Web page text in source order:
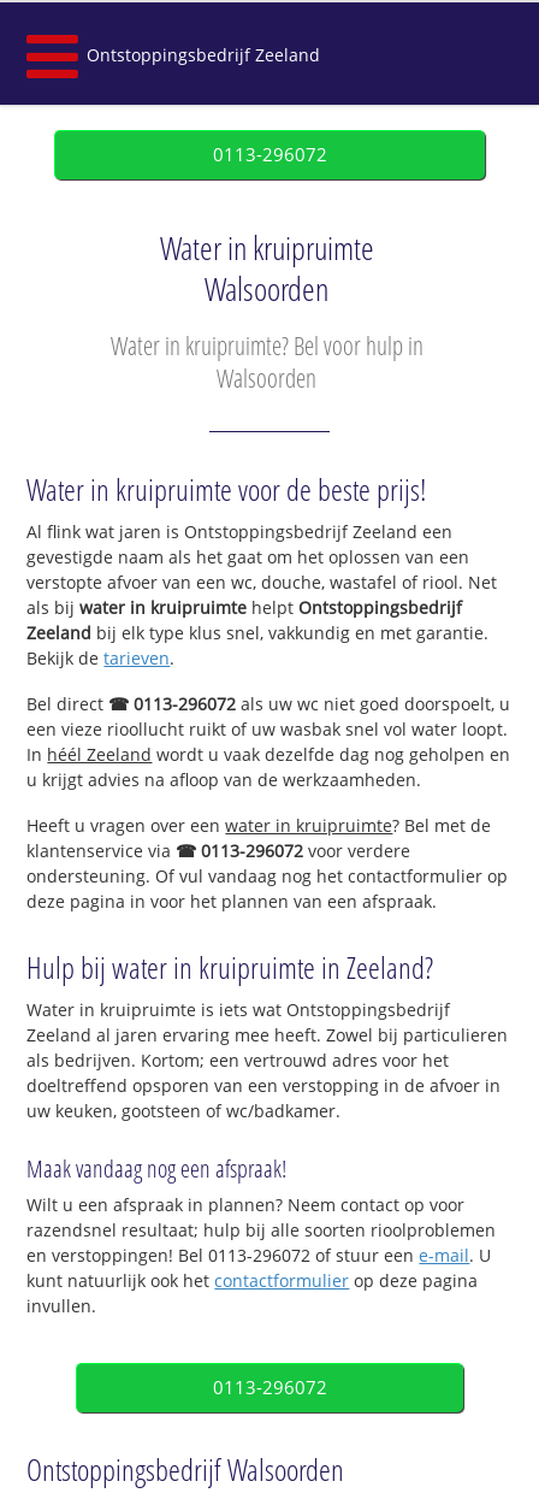
Ontstoppingsbedrijf Zeeland
0113-296072
Water in kruipruimte
Walsoorden
Water in kruipruimte? Bel voor hulp in
Walsoorden
Water in kruipruimte voor de beste prijs!
Al flink wat jaren is Ontstoppingsbedrijf Zeeland een
gevestigde naam als het gaat om het oplossen van een
verstopte afvoer van een wc, douche, wastafel of riool. Net
als bijwater in kruipruimte helptOntstoppingsbedrijf
Zeeland bij elk type klus snel, vakkundig en met garantie.
Bekijk detarieven.
Bel direct ☎ 0113-296072 als uw wc niet goed doorspoelt, u
een vieze rioollucht ruikt of uw wasbak snel vol water loopt.
In héél Zeeland wordt u vaak dezelfde dag nog geholpen en
u krijgt advies na afloop van de werkzaamheden.
Heeft u vragen over eenwater in kruipruimte? Bel met de
klantenservice via ☎ 0113-296072 voor verdere
ondersteuning. Of vul vandaag nog het contactformulier op
deze pagina in voor het plannen van een afspraak.
Hulp bij water in kruipruimte in Zeeland?
Water in kruipruimte is iets wat Ontstoppingsbedrijf
Zeeland al jaren ervaring mee heeft. Zowel bij particulieren
als bedrijven. Kortom; een vertrouwd adres voor het
doeltreffend opsporen van een verstopping in de afvoer in
uw keuken, gootsteen of wc/badkamer.
Maak vandaag nog een afspraak!
Wilt u een afspraak in plannen? Neem contact op voor
razendsnel resultaat; hulp bij alle soorten rioolproblemen
en verstoppingen! Bel 0113-296072 of stuur eene-mail. U
kunt natuurlijk ook hetcontactformulier op deze pagina
invullen.
0113-296072
Ontstoppingsbedrijf Walsoorden